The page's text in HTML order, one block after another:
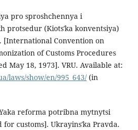
pro sproshchennya i
protsedur (Kiotsʹka konventsiya)
[International Convention on
of Customs Procedures
May 18, 1973]. VRU. Available at:
laws/show/en/995_643/(in
reforma potribna mytnytsi
customs]. Ukrayinsʹka Pravda.